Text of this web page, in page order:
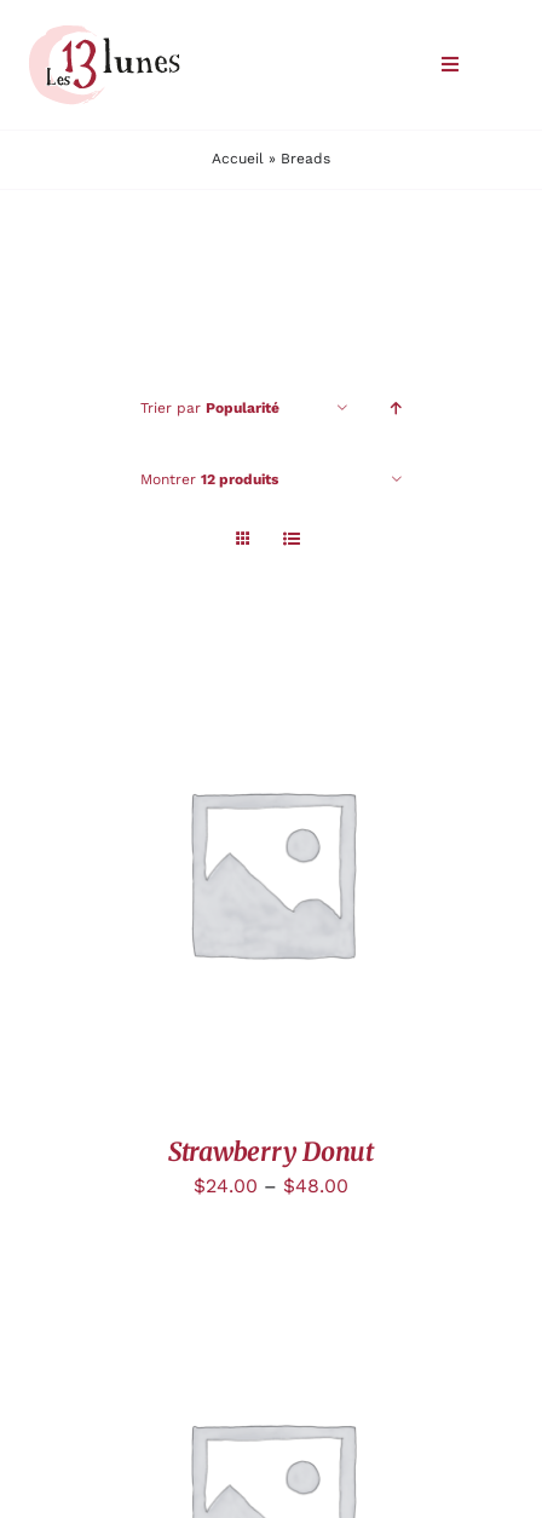
contenu
Toggle
Accueil » Breads
Trier par Popularité
Montrer 12 produits
DÉTAILS
Strawberry Donut
$24.00 – $48.00
DÉTAILS